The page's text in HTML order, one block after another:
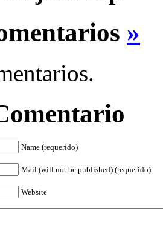
»
Name (requerido)
Mail (will not be published) (requerido)
Website